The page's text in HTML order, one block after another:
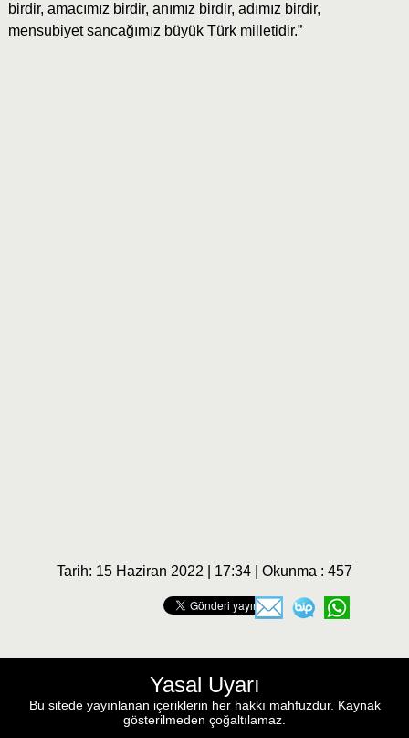
birdir, amacımız birdir, anımız birdir, adımız birdir,
mensubiyet sancağımız büyük Türk milletidir.”
Tarih: 15 Haziran 2022 | 17:34 | Okunma : 457
Yasal Uyarı
Bu sitede yayınlanan içeriklerin her hakkı mahfuzdur. Kaynak
gösterilmeden çoğaltılamaz.